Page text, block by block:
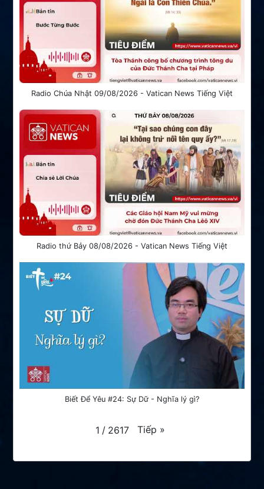
Radio Chúa Nhật 09/08/2026 - Vatican News Tiếng Việt
Radio thứ Bảy 08/08/2026 - Vatican News Tiếng Việt
Biết Để Yêu #24: Sự Dữ - Nghĩa lý gì?
1 / 2617 Tiếp »